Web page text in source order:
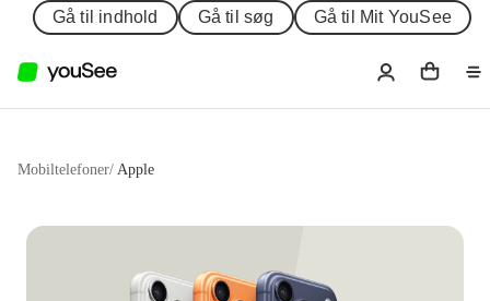
Gå til indhold Gå til søg Gå til Mit YouSee
Mobiltelefoner/ Apple